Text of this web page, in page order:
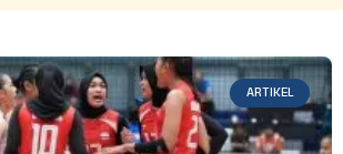
ARTIKEL